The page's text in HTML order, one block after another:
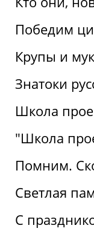
Победим
Крупы и
Знатоки
Школа
"Школа
Помним.
Светлая
С